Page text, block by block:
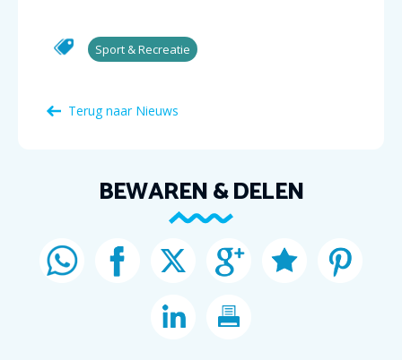
Sport & Recreatie
Terug naar Nieuws
BEWAREN & DELEN